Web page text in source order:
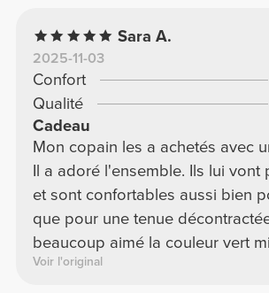
Sara A.
2025-11-03
Confort
Qualité
Cadeau
Mon copain les a achetés avec
Il a adoré l'ensemble. Ils lui vont
et sont confortables aussi bien
que pour une tenue
beaucoup aimé la couleur vert
Voir l'original